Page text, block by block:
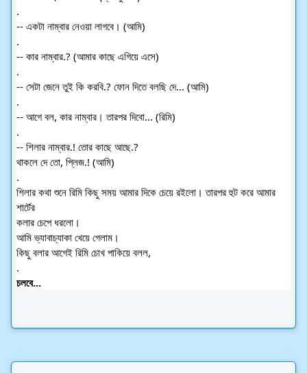
.
-- একটা নাম্বার নেওয়া লাগবে। (আমি)
.
-- কার নাম্বার.? (আমার কাছে এগিয়ে এসে)
.
-- সেটা জেনে তুই কি করবি.? ফোন দিতে বলছি দে... (আমি)
.
-- আগে বল, কার নাম্বার। তারপর দিবো... (রিমি)
.
-- শিলার নাম্বার.! তোর কাছে আছে.?
থাকলে দে তো, প্লিজ.! (আমি)
.
শিলার কথা শুনে রিমি কিছু সময় আমার দিকে চেয়ে রইলো। তারপর হুট করে আমার
শার্টের
কলার চেপে ধরলো।
আমি ভ্যাবাচ্যাকা খেয়ে গেলাম।
কিছু বলার আগেই রিমি চোখ পাকিয়ে বলল,
.
চলবে...